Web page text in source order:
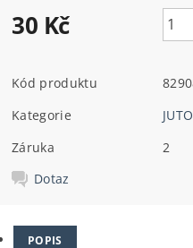
30 Kč
Kód produktu
Kategorie
Záruka
2
Dotaz
POPIS